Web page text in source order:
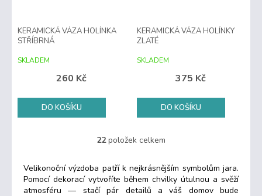
KERAMICKÁ VÁZA HOLÍNKA
STŘÍBRNÁ
SKLADEM
260 Kč
DO KOŠÍKU
KERAMICKÁ VÁZA HOLÍNKY
ZLATÉ
SKLADEM
375 Kč
DO KOŠÍKU
O
l
á
d
22položek celkem
Velikonočnívýzdoba patříknejkrásnějším symbolůmjara.
Pomocí dekorací vytvoříte během chvilky útulnou a svěží
atmosféru — stačípár detailů aváš domov bude